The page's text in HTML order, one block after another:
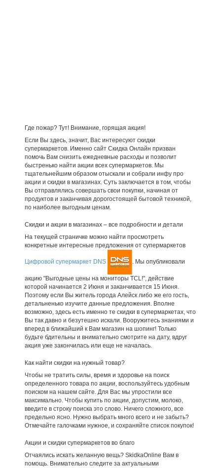
Где пожар? Тут! Внимание, горящая акция!
Если Вы здесь, значит, Вас интересуют скидки
супермаркетов. Именно сайт Скидка Онлайн призван
помочь Вам снизить ежедневные расходы и позволит
быстренько найти акции всех супермаркетов. Мы
тщательнейшим образом отыскали и собрали инфу про
акции и скидки в магазинах. Суть заключается в том, чтобы
Вы отправлялись совершать свои покупки, начиная от
продуктов и заканчивая дорогостоящей бытовой техникой,
по наиболее выгодным ценам.
Скидки и акции в магазинах – все подробности и детали
На текущей страничке можно найти просмотреть
конкретные интересные предложения от супермаркетов
Цифровой супермаркет DNS . Мы опубликовали
акцию "Выгодные цены на мониторы TCL!", действие
которой начинается 2 Июня и заканчивается 15 Июня.
Поэтому если Вы житель города Алейск либо же его гость,
детальненько изучите данные предложения. Вполне
возможно, здесь есть именно те скидки в супермаркетах, что
Вы так давно и безутешно искали. Вооружитесь знаниями и
вперед в ближайший к Вам магазин на шопинг! Только
будьте бдительны и внимательно смотрите на дату, вдруг
акция уже закончилась или еще не началась.
Как найти скидки на нужный товар?
Чтобы не тратить силы, время и здоровье на поиск
определенного товара по акции, воспользуйтесь удобным
поиском на нашем сайте. Для Вас мы упростили все
максимально. Чтобы купить по акции, допустим, молоко,
введите в строку поиска это слово. Ничего сложного, все
предельно ясно. Нужно выбрать много всего и не забыть?
Отмечайте галочками нужное, и сохраняйте список покупок!
Акции и скидки супермаркетов во благо
Отчаялись искать желанную вещь? SkidkaOnline Вам в
помощь. Внимательно следите за актуальными